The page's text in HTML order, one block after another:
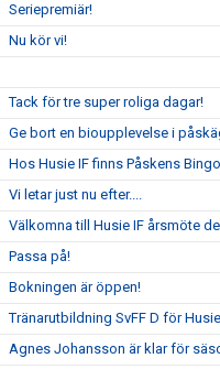
Seriepremiär!
Nu kör vi!
Tack för tre super roliga dagar!
Ge bort en bioupplevelse i
Hos Husie IF finns Påskens
Vi letar just nu efter....
Välkomna till Husie IF årsmöte
Passa på!
Bokningen är öppen!
Tränarutbildning SvFF D för
Agnes Johansson är klar för